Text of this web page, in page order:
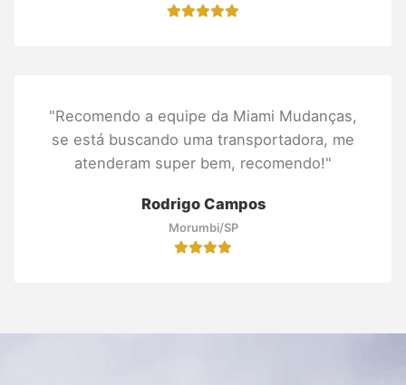
"Recomendo a equipe da Miami Mudanças,
se está buscando uma transportadora, me
atenderam super bem, recomendo!"
Rodrigo Campos
Morumbi/SP